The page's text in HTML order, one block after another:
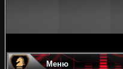
Меню